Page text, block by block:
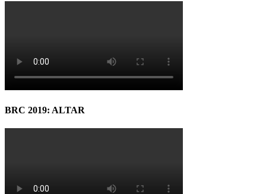
BRC 2019: ALTAR